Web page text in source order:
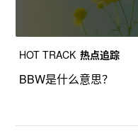
HOT TRACK 热点追踪
BBW是什么意思？